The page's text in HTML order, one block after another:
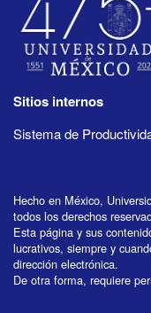
Sitios internos
Sistema de
Hecho en México,
todos los derechos
Esta página y sus
lucrativos, siempre y
dirección electrónica.
De otra forma, requiere